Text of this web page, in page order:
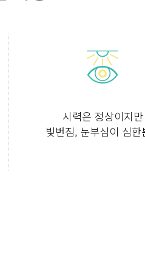
시력은 정상이지만
빛번짐, 눈부심이 심한